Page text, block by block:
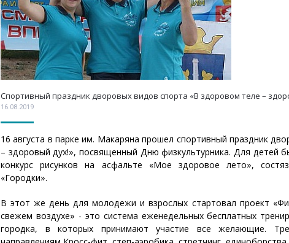
Спортивный праздник дворовых видов спорта «В здоровом теле –
16.08.2019
16 августа в парке им. Макаряна прошел спортивный праздник
– здоровый дух!», посвященный Дню физкультурника. Для детей
конкурс рисунков на асфальте «Мое здоровое лето»,
«Городки».
В этот же день для молодежи и взрослых стартовал проект
свежем воздухе» - это система еженедельных бесплатных
городка, в которых принимают участие все желающие.